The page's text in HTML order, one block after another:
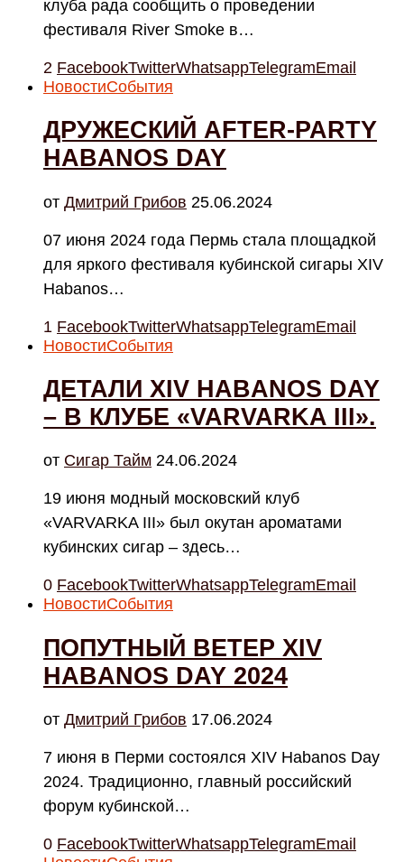
клуба рада сообщить о проведении
фестиваля River Smoke в…
2 FacebookTwitterWhatsappTelegramEmail
НовостиСобытия
ДРУЖЕСКИЙ AFTER-PARTY
HABANOS DAY
от Дмитрий Грибов 25.06.2024
07 июня 2024 года Пермь стала площадкой
для яркого фестиваля кубинской сигары XIV
Habanos…
1 FacebookTwitterWhatsappTelegramEmail
НовостиСобытия
ДЕТАЛИ XIV HABANOS DAY
– В КЛУБЕ «VARVARKA III».
от Cигар Тайм 24.06.2024
19 июня модный московский клуб
«VARVARKA III» был окутан ароматами
кубинских сигар – здесь…
0 FacebookTwitterWhatsappTelegramEmail
НовостиСобытия
ПОПУТНЫЙ ВЕТЕР XIV
HABANOS DAY 2024
от Дмитрий Грибов 17.06.2024
7 июня в Перми состоялся XIV Habanos Day
2024. Традиционно, главный российский
форум кубинской…
0 FacebookTwitterWhatsappTelegramEmail